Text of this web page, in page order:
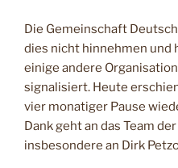
Die Gemeinschaft
dies nicht hinnehmen und
einige andere
signalisiert. Heute
vier monatiger Pause
Dank geht an das Team
insbesondere an Dirk